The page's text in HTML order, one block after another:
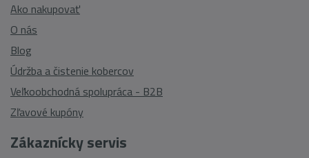
Zákaznícky servis
Ako nakupovať
O nás
Blog
Údržba a čistenie kobercov
Veľkoobchodná spolupráca - B2B
Zľavové kupóny